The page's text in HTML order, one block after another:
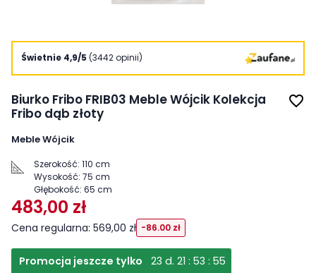
Świetnie 4,9/5 (3442 opinii)
Biurko Fribo FRIB03 Meble Wójcik Kolekcja
Fribo dąb złoty
favorite_border
Meble Wójcik
Szerokość: 110 cm
Wysokość: 75 cm
Głębokość: 65 cm
483,00 zł
Cena regularna: 569,00 zł -86.00 zł
Promocja jeszcze tylko 23 d. 21 :53 :54